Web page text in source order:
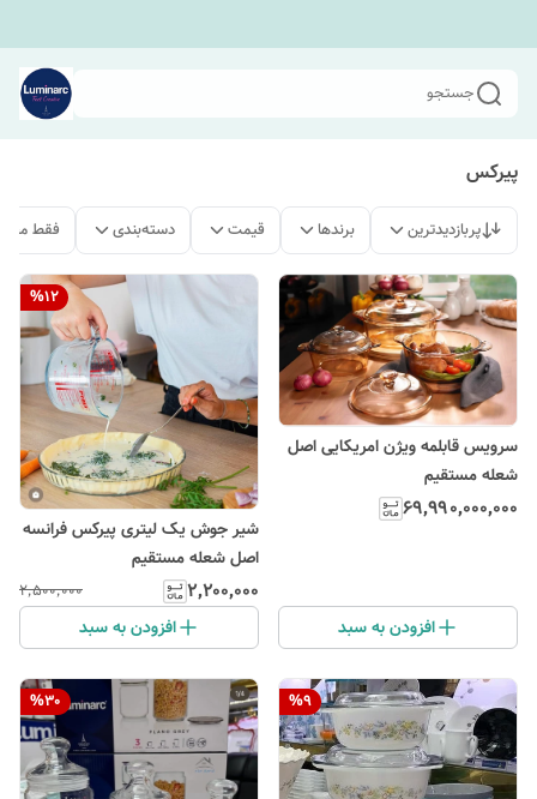
جستجو
پیرکس
پربازدیدترین برندها قیمت دسته‌بندی فقط
سرویس قابلمه ویژن امریکایی اصل
شعله مستقیم
۶۹٬۹۹۰٬۰۰۰٬۰۰۰
افزودن به سبد
%12
شیر جوش یک لیتری پیرکس فرانسه
اصل شعله مستقیم
۲٬۲۰۰٬۰۰۰ ۲٬۵۰۰٬۰۰۰
افزودن به سبد
%9
%30